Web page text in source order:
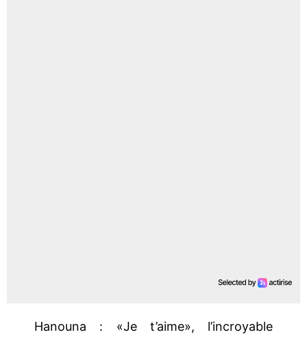
Hanouna : «Je t’aime», l’incroyable